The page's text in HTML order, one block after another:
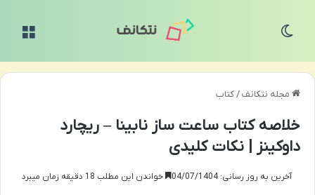
مجله نتکانف/کتاب
خلاصه کتاب ساعت ساز نابینا – ریچارد
داوکینز | نکات کلیدی
آخرین به روز رسانی: 04/07/1404 خواندن این مطلب 18 دقیقه زمان میبرد